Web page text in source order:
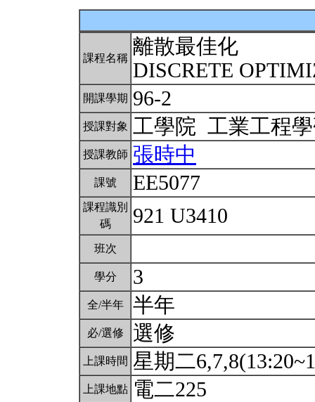
課程名稱 離散最佳化
DISCRETE
開課學期 96-2
授課對象 工學院 工業工程
授課教師 張時中
課號 EE5077
課程識別
碼
921 U3410
班次
學分 3
全/半年 半年
必/選修 選修
上課時間 星期二
上課地點 電二225